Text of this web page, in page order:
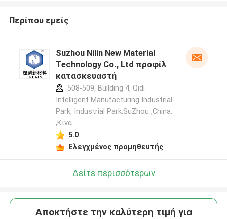
Περίπου εμείς
Suzhou Nilin New Material
Technology Co., Ltd προφίλ
κατασκευαστή
508-509, Building 4, Qidi
Intelligent Manufacturing Industrial
Park, Industrial Park,SuZhou ,China.
,Κίνα
5.0
Ελεγχμένος προμηθευτής
Δείτε περισσότερων
Αποκτήστε την καλύτερη τιμή για